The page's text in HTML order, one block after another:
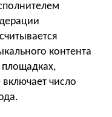
контента
число